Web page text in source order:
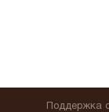
Поддержка